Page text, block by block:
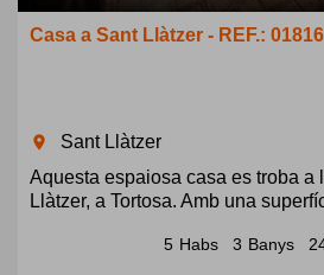
Casa a Sant Llàtzer - REF.: 01816
room
Sant Llàtzer
Aquesta espaiosa casa es troba a
Llàtzer, a Tortosa. Amb una
5 Habs 3 Banys